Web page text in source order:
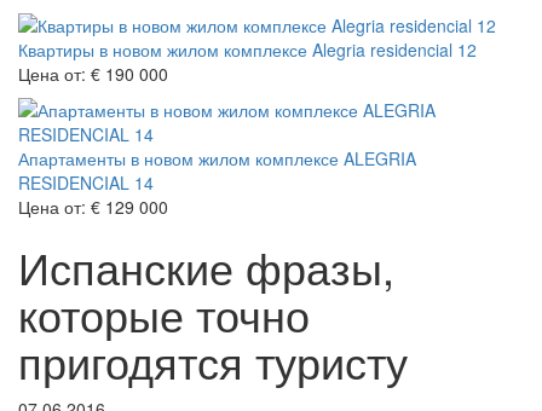
Квартиры в новом жилом комплексе Alegria residencial 12
Цена от: € 190 000
Апартаменты в новом жилом комплексе ALEGRIA
RESIDENCIAL 14
Цена от: € 129 000
Испанские фразы,
которые точно
пригодятся туристу